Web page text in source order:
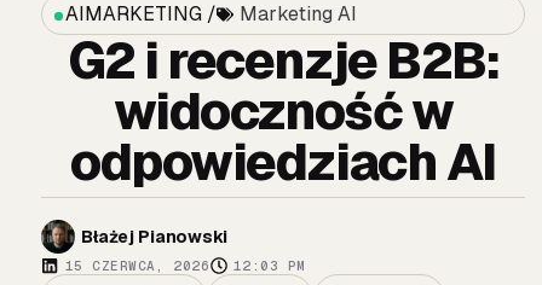
AIMARKETING / Marketing AI
G2 i recenzje B2B:
widoczność w
odpowiedziach AI
Błażej Pianowski
15 CZERWCA, 2026 12:03 PM